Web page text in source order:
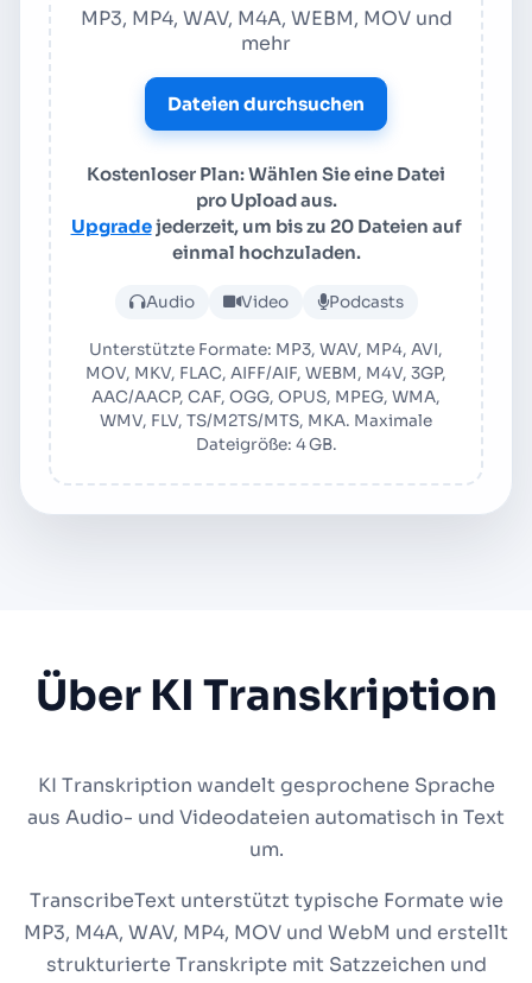
MP3, MP4, WAV, M4A, WEBM, MOV und
mehr
Dateien durchsuchen
Kostenloser Plan: Wählen Sie eine Datei
pro Upload aus.
Upgradejederzeit, um bis zu 20 Dateien auf
einmal hochzuladen.
Audio- oder Videodatei
Audio Video Podcasts
Unterstützte Formate: MP3, WAV, MP4, AVI,
MOV, MKV, FLAC, AIFF/AIF, WEBM, M4V, 3GP,
AAC/AACP, CAF, OGG, OPUS, MPEG, WMA,
WMV, FLV, TS/M2TS/MTS, MKA. Maximale
Dateigröße: 4 GB.
Über KI Transkription
KI Transkription wandelt gesprochene Sprache
aus Audio- und Videodateien automatisch in Text
um.
TranscribeText unterstützt typische Formate wie
MP3, M4A, WAV, MP4, MOV und WebM und erstellt
strukturierte Transkripte mit Satzzeichen und